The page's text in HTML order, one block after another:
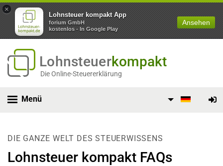
×
Lohnsteuer kompakt App
forium GmbH
kostenlos - In Google Play
Ansehen
Lohnsteuerkompakt
Die Online-Steuererklärung
Menü
DIE GANZE WELT DES STEUERWISSENS
Lohnsteuer kompakt FAQs